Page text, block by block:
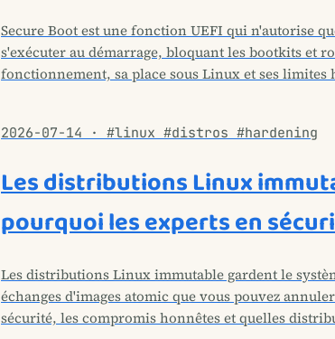
Secure Boot est une fonction UEFI qui n'autorise
s'exécuter au démarrage, bloquant les bootkits et
fonctionnement, sa place sous Linux et ses limites
2026-07-14 · #linux #distros #hardening
Les distributions Linux
pourquoi les experts en
Les distributions Linux immutable gardent le
échanges d'images atomic que vous pouvez
sécurité, les compromis honnêtes et quelles